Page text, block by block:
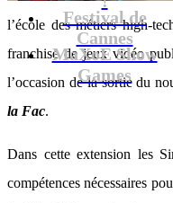
Festival de
Cannes
MaXoE Show
Games
l’école des métiers high-
franchise de jeux vidéo
l’occasion de la sortie du
la Fac.
Dans cette extension les
compétences nécessaires